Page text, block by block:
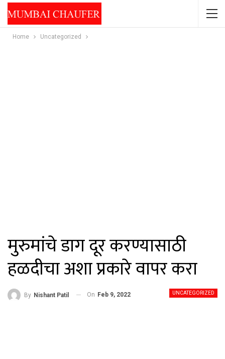
Home Uncategorized
मुरुमांचे डाग दूर करण्यासाठी
हळदीचा अशा प्रकारे वापर करा
UNCATEGORIZED
By Nishant Patil On Feb 9, 2022